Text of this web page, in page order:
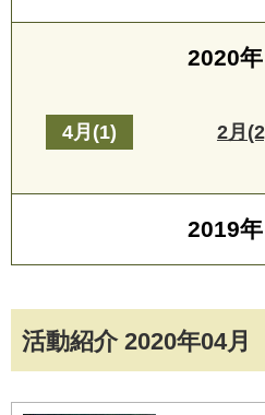
活動紹介 2020年04月
2020年
4月(1) 2月
2019年